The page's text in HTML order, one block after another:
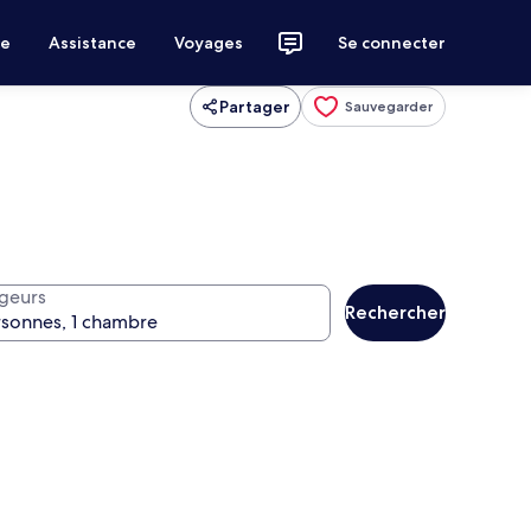
Assistance Voyages Se connecter
Partager Sauvegarder
Rechercher